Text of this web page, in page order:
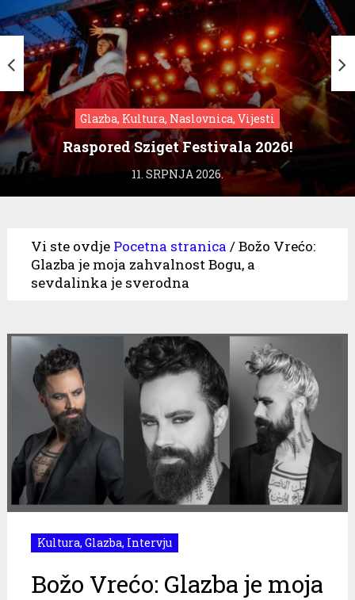
Glazba, Kultura, Naslovnica, Vijesti
Raspored Sziget Festivala 2026!
11. SRPNJA 2026.
Vi ste ovdje Pocetna stranica /Božo Vrećo:
Glazba je moja zahvalnost Bogu, a
sevdalinka je sverodna
Kultura, Glazba, Intervju
Božo Vrećo: Glazba je moja